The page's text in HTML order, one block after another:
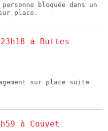
bloquée dans un
place.
à Buttes
sur place suite
à Couvet